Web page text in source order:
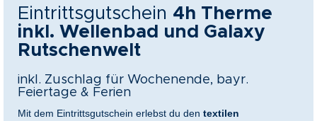
Eintrittsgutschein 4h Therme
inkl. Wellenbad und Galaxy
Rutschenwelt
inkl. Zuschlag für Wochenende, bayr.
Feiertage & Ferien
Mit dem Eintrittsgutschein erlebst du den textilen